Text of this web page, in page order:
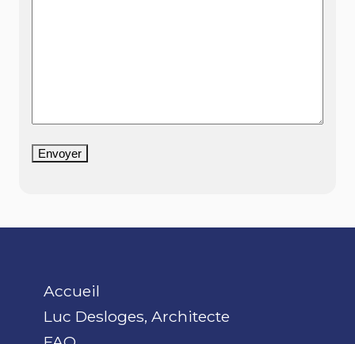
Envoyer
Accueil
Luc Desloges, Architecte